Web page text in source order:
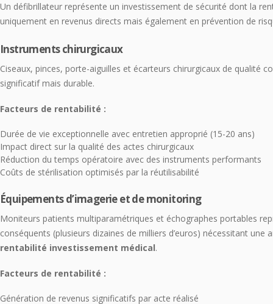
Un défibrillateur représente un investissement de sécurité dont la
uniquement en revenus directs mais également en prévention de
Instruments chirurgicaux
Ciseaux, pinces, porte-aiguilles et écarteurs chirurgicaux de qualité
significatif mais durable.
Facteurs de rentabilité :
Durée de vie exceptionnelle avec entretien approprié (15-20 ans)
Impact direct sur la qualité des actes chirurgicaux
Réduction du temps opératoire avec des instruments performants
Coûts de stérilisation optimisés par la réutilisabilité
Équipements d’imagerie et de monitoring
Moniteurs patients multiparamétriques et échographes portables
conséquents (plusieurs dizaines de milliers d’euros) nécessitant une
rentabilité investissement médical.
Facteurs de rentabilité :
Génération de revenus significatifs par acte réalisé